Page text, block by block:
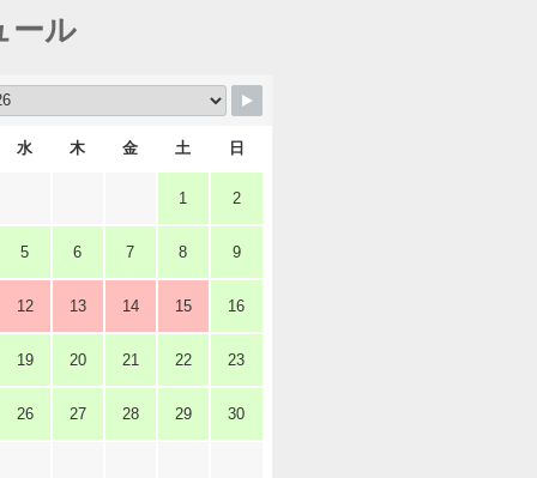
ール
水 木 金 土 日
1 2
5 6 7 8 9
12 13 14 15 16
19 20 21 22 23
26 27 28 29 30